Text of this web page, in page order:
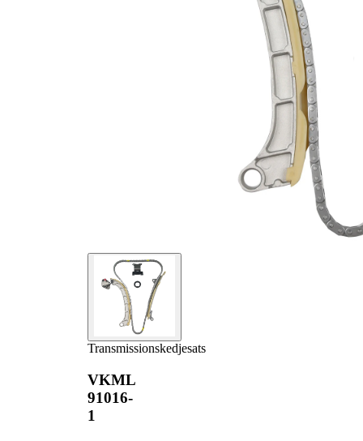
Transmissionskedjesats
VKML
91016-
1